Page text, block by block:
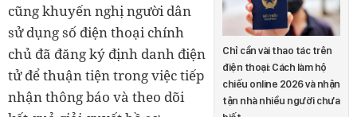
Chỉ cần vài thao tác trên
điện thoại: Cách làm hộ
chiếu online 2026 và nhận
tận nhà nhiều người chưa
cũng khuyến nghị người dân
sử dụng số điện thoại chính
chủ đã đăng ký định danh điện
tử để thuận tiện trong việc tiếp
nhận thông báo và theo dõi